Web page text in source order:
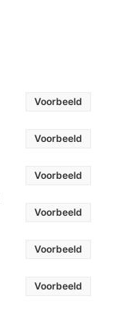
Voorbeeld
Voorbeeld
Voorbeeld
Voorbeeld
Voorbeeld
Voorbeeld